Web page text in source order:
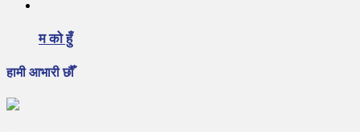
म को हुँ
हामी आभारी छौँ